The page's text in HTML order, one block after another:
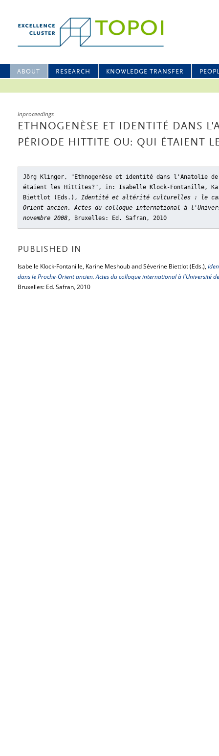
ABOUT RESEARCH KNOWLEDGE TRANSFER
Inproceedings
ETHNOGENÈSE ET IDENTITÉ DANS
PÉRIODE HITTITE OU: QUI ÉTAIENT
Jörg Klinger, "Ethnogenèse et identité dans l'Anatolie
étaient les Hittites?" , in: Isabelle Klock-Fontanille,
Biettlot (Eds.), Identité et altérité culturelles : le cas
Orient ancien. Actes du colloque international à
novembre 2008, Bruxelles: Ed. Safran, 2010
PUBLISHED IN
Isabelle Klock-Fontanille, Karine Meshoub and Séverine Biettlot (Eds.),
dans le Proche-Orient ancien. Actes du colloque international à l'Université
Bruxelles: Ed. Safran, 2010